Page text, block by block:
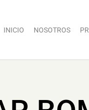
INICIO NOSOTROS